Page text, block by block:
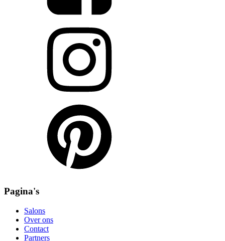
Pagina's
Salons
Over ons
Contact
Partners